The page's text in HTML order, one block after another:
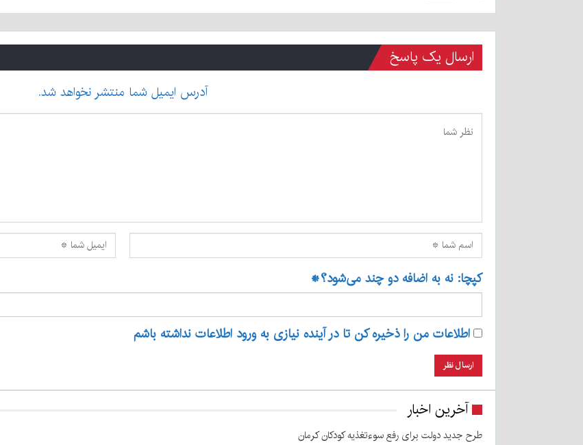
ارسال یک پاسخ
آدرس ایمیل شما منتشر نخواهد شد.
کپچا: نه به اضافه دو چند می‌شود؟*
اطلاعات من را ذخیره کن تا در آینده نیازی به ورود اطلاعات نداشته باشم
آخرین اخبار
طرح جدید دولت برای رفع سوءتغذیه کودکان کرمان